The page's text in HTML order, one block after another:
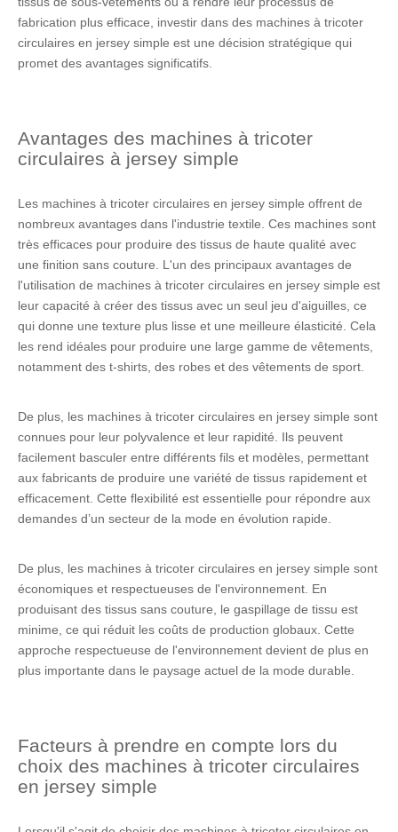
fabrication plus efficace, investir dans des machines à tricoter
circulaires en jersey simple est une décision stratégique qui
promet des avantages significatifs.
Avantages des machines à tricoter
circulaires à jersey simple
Les machines à tricoter circulaires en jersey simple offrent de
nombreux avantages dans l'industrie textile. Ces machines sont
très efficaces pour produire des tissus de haute qualité avec
une finition sans couture. L'un des principaux avantages de
l'utilisation de machines à tricoter circulaires en jersey simple est
leur capacité à créer des tissus avec un seul jeu d'aiguilles, ce
qui donne une texture plus lisse et une meilleure élasticité. Cela
les rend idéales pour produire une large gamme de vêtements,
notamment des t-shirts, des robes et des vêtements de sport.
De plus, les machines à tricoter circulaires en jersey simple sont
connues pour leur polyvalence et leur rapidité. Ils peuvent
facilement basculer entre différents fils et modèles, permettant
aux fabricants de produire une variété de tissus rapidement et
efficacement. Cette flexibilité est essentielle pour répondre aux
demandes d’un secteur de la mode en évolution rapide.
De plus, les machines à tricoter circulaires en jersey simple sont
économiques et respectueuses de l'environnement. En
produisant des tissus sans couture, le gaspillage de tissu est
minime, ce qui réduit les coûts de production globaux. Cette
approche respectueuse de l'environnement devient de plus en
plus importante dans le paysage actuel de la mode durable.
Facteurs à prendre en compte lors du
choix des machines à tricoter circulaires
en jersey simple